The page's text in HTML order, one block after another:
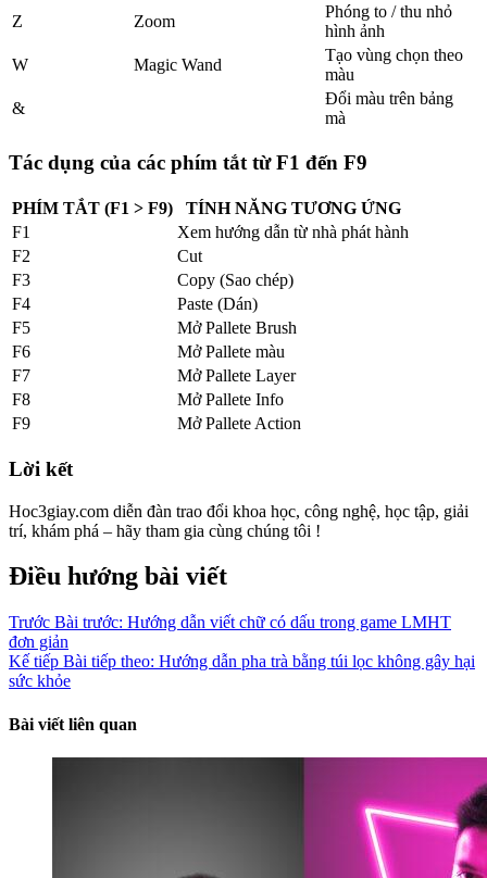
Z
Zoom
Phóng to / thu nhỏ
hình ảnh
W
Magic Wand
Tạo vùng chọn theo
màu
&
Đổi màu trên bảng
mà
Tác dụng của các phím tắt từ F1 đến F9
PHÍM TẮT (F1 > F9)
TÍNH NĂNG TƯƠNG ỨNG
F1
Xem hướng dẫn từ nhà phát hành
F2
Cut
F3
Copy (Sao chép)
F4
Paste (Dán)
F5
Mở Pallete Brush
F6
Mở Pallete màu
F7
Mở Pallete Layer
F8
Mở Pallete Info
F9
Mở Pallete Action
Lời kết
Hoc3giay.com diễn đàn trao đổi khoa học, công nghệ, học tập, giải
trí, khám phá – hãy tham gia cùng chúng tôi !
Điều hướng bài viết
Trước Bài trước: Hướng dẫn viết chữ có dấu trong game LMHT
đơn giản
Kế tiếp Bài tiếp theo: Hướng dẫn pha trà bằng túi lọc không gây hại
sức khỏe
Bài viết liên quan